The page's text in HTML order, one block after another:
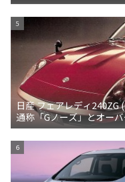
日産 フェアレディ240ZG
通称「Gノーズ」とオー
備した特別なZ